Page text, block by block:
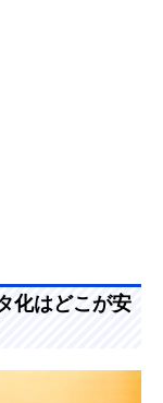
化はどこが安